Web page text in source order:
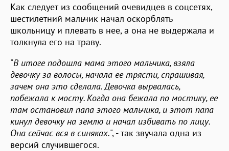
Как следует из сообщений очевидцев в соцсетях,
шестилетний мальчик начал оскорблять
школьницу и плевать в нее, а она не выдержала и
толкнула его на траву.
"В итоге подошла мама этого мальчика, взяла
девочку за волосы, начала ее трясти, спрашивая,
зачем она это сделала. Девочка вырвалась,
побежала к мосту. Когда она бежала по мостику, ее
там остановил папа этого мальчика, и этот папа
кинул девочку на землю и начал избивать по лицу.
Она сейчас вся в синяках.", - так звучала одна из
версий случившегося.